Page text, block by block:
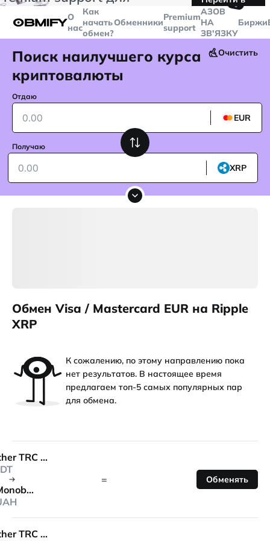
больше
$5000
Telegram
О
нас
Как
начать
обмен?
ОбменникиPremium
support
🤙
AЗОВ
НА
ЗВ'ЯЗКУ
Биржи
Поиск наилучшего курса
криптовалюты
Очистить
Отдаю
EUR
Получаю
XRP
Обмен Visa / Mastercard EUR на Ripple
XRP
К сожалению, по этому направлению пока
нет результатов. В настоящее время
предлагаем топ-5 самых популярных пар
для обмена.
Tether TRC 20
Monobank
= Обменять
Tether TRC 20